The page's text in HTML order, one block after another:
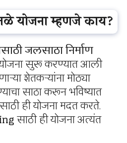
योजना म्हणजे काय?
जलसाठा निर्माण
सुरू करण्यात आली
शेतकऱ्यांना मोठ्या
साठा करून भविष्यात
ही योजना मदत करते.
साठी ही योजना अत्यंत